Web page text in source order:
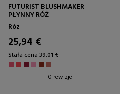
FUTURIST BLUSHMAKER
PŁYNNY RÓŻ
Róz
25,94 €
Stała cena 39,01 €
0 rewizje